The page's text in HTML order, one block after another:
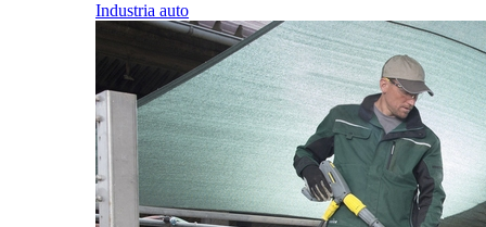
Industria auto